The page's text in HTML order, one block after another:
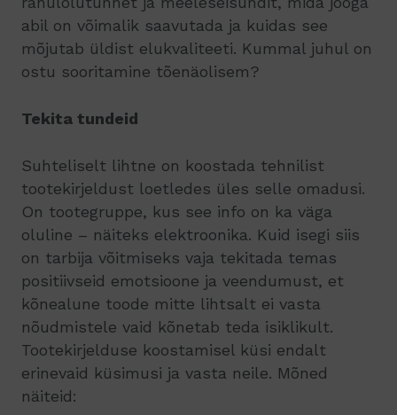
abil on võimalik saavutada ja kuidas see
mõjutab üldist elukvaliteeti. Kummal juhul on
ostu sooritamine tõenäolisem?
Tekita tundeid
Suhteliselt lihtne on koostada tehnilist
tootekirjeldust loetledes üles selle omadusi.
On tootegruppe, kus see info on ka väga
oluline – näiteks elektroonika. Kuid isegi siis
on tarbija võitmiseks vaja tekitada temas
positiivseid emotsioone ja veendumust, et
kõnealune toode mitte lihtsalt ei vasta
nõudmistele vaid kõnetab teda isiklikult.
Tootekirjelduse koostamisel küsi endalt
erinevaid küsimusi ja vasta neile. Mõned
näiteid: